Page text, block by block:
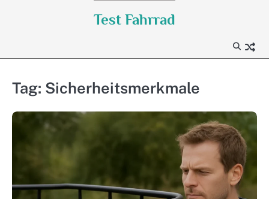
Test Fahrrad
Tag: Sicherheitsmerkmale